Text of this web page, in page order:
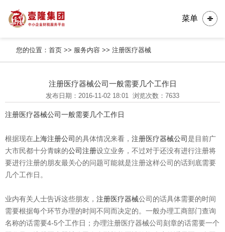
菜单
您的位置：首页 >> 服务内容 >>注册医疗器械
注册医疗器械公司一般需要几个工作日
发布日期：2016-11-02 18:01 浏览次数：7633
注册医疗器械公司一般需要几个工作日
根据现在 上海注册公司 的具体情况来看， 注册医疗器械公司是目前广
大市民都十分青睐的公司注册设立业务，不过对于还没有进行注册将
要进行注册的朋友最关心的问题可能就是注册这样公司的话到底需要
几个工作日。
业内有关人士告诉这些朋友， 注册医疗器械公司的话具体需要的时间
需要根据每个环节办理的时间不同而决定的。一般办理工商部门查询
名称的话需要4-5个工作日；办理注册医疗器械公司刻章的话需要一个